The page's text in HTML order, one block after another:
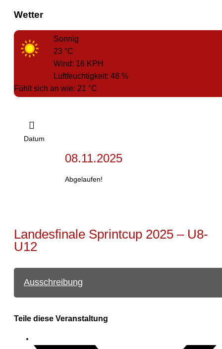
Wetter
Sonnig
23 °C
Wind: 16 KPH
Luftfeuchtigkeit: 48 %
Fühlt sich an wie: 21 °C
Datum
08.11.2025
Abgelaufen!
Landesfinale Sprintcup 2025 – U8-
U12
Ausschreibung
Teile diese Veranstaltung